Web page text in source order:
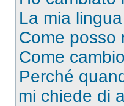
La mia
Come posso
Come
Perché
mi chiede di